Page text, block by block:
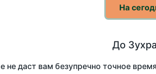
На
До
не даст вам безупречно точное